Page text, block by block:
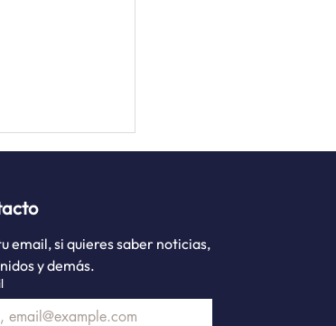
email, si quieres saber noticias,
y demás.